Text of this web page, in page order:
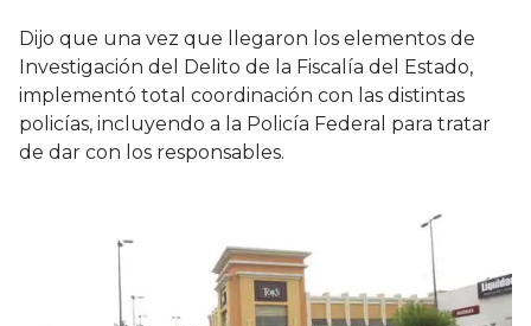
Dijo que una vez que llegaron los elementos de
Investigación del Delito de la Fiscalía del Estado,
implementó total coordinación con las distintas
policías, incluyendo a la Policía Federal para tratar
de dar con los responsables.